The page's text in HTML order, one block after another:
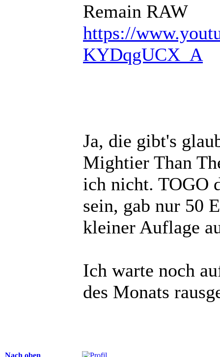
Remain RAW
https://
KYDqgUCX_A
Ja, die gibt's
Mightier Than
ich nicht. TOGO
sein, gab nur 50
kleiner Auflage
Ich warte noch
des Monats
Nach oben